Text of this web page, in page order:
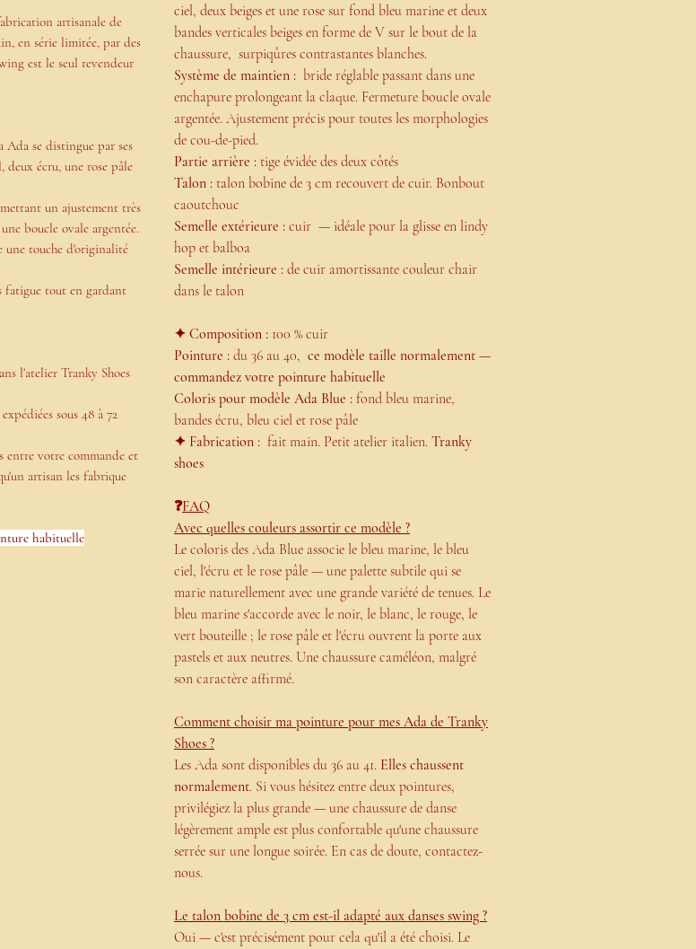
artisanale de
en série limitée, par des
est le seul revendeur
Ada se distingue par ses
deux écru, une rose pâle
un ajustement très
boucle ovale argentée.
une touche d'originalité
fatigue tout en gardant
l'atelier Tranky Shoes
sous 48 à 72
entre votre commande et
artisan les fabrique
habituelle
ciel, deux beiges et une rose sur fond bleu marine et deux
bandes verticales beiges en forme de V sur le bout de la
chaussure, surpiqûres contrastantes blanches.
Système de maintien : bride réglable passant dans une
enchapure prolongeant la claque. Fermeture boucle ovale
argentée. Ajustement précis pour toutes les morphologies
de cou-de-pied.
Partie arrière : tige évidée des deux côtés
Talon : talon bobine de 3 cm recouvert de cuir. Bonbout
caoutchouc
Semelle extérieure : cuir — idéale pour la glisse en lindy
hop et balboa
Semelle intérieure : de cuir amortissante couleur chair
dans le talon
✦ Composition : 100 % cuir
Pointure : du 36 au 40, ce modèle taille normalement —
commandez votre pointure habituelle
Coloris pour modèle Ada Blue : fond bleu marine,
bandes écru, bleu ciel et rose pâle
✦ Fabrication : fait main. Petit atelier italien. Tranky
shoes
❓FAQ
Avec quelles couleurs assortir ce modèle ?
Le coloris des Ada Blue associe le bleu marine, le bleu
ciel, l'écru et le rose pâle — une palette subtile qui se
marie naturellement avec une grande variété de tenues. Le
bleu marine s'accorde avec le noir, le blanc, le rouge, le
vert bouteille ; le rose pâle et l'écru ouvrent la porte aux
pastels et aux neutres. Une chaussure caméléon, malgré
son caractère affirmé.
Comment choisir ma pointure pour mes Ada de Tranky
Shoes ?
Les Ada sont disponibles du 36 au 41. Elles chaussent
normalement. Si vous hésitez entre deux pointures,
privilégiez la plus grande — une chaussure de danse
légèrement ample est plus confortable qu'une chaussure
serrée sur une longue soirée. En cas de doute, contactez-
nous.
Le talon bobine de 3 cm est-il adapté aux danses swing ?
Oui — c'est précisément pour cela qu'il a été choisi. Le